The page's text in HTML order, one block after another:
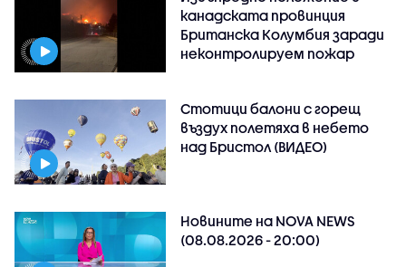
канадската провинция
Британска Колумбия заради
неконтролируем пожар
Стотици балони с горещ
въздух полетяха в небето
над Бристол (ВИДЕО)
Новините на NOVA NEWS
(08.08.2026 - 20:00)